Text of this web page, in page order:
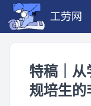
工劳网
特稿｜从
规培生